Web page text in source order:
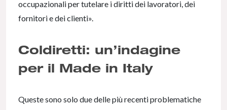
occupazionali per tutelare i diritti dei lavoratori, dei
fornitori e dei clienti».
Coldiretti: un’indagine
per il Made in Italy
Queste sono solo due delle più recenti problematiche